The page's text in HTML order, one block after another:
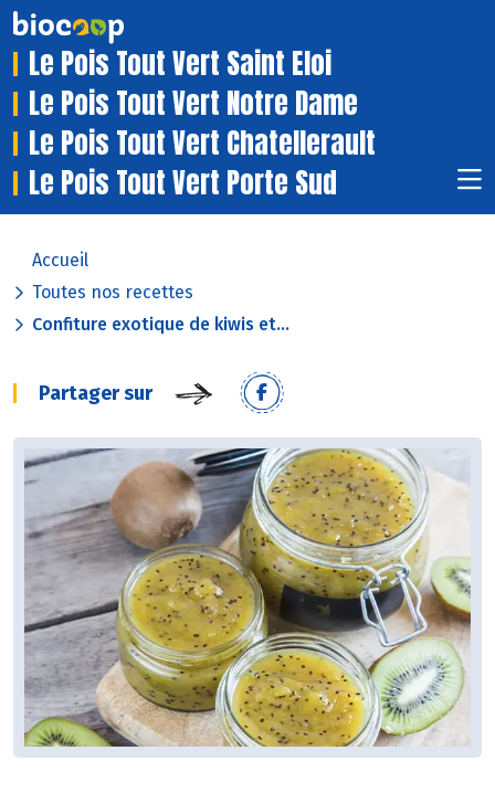
Le Pois Tout Vert Saint Eloi
Le Pois Tout Vert Notre Dame
Le Pois Tout Vert Chatellerault
Le Pois Tout Vert Porte Sud
Accueil
Toutes nos recettes
Confiture exotique de kiwis et...
Partager sur